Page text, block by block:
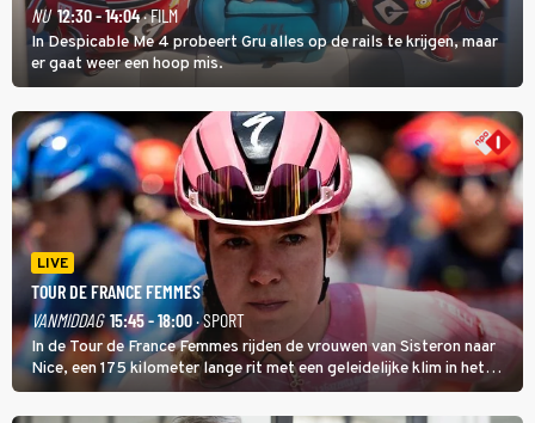
NU 12:30 - 14:04· FILM
In Despicable Me 4 probeert Gru alles op de rails te krijgen, maar
er gaat weer een hoop mis.
LIVE
TOUR DE FRANCE FEMMES
VANMIDDAG 15:45 - 18:00· SPORT
In de Tour de France Femmes rijden de vrouwen van Sisteron naar
Nice, een 175 kilometer lange rit met een geleidelijke klim in het
midden. Dat is mogelijk niet de zwaarste hindernis, dat is de
temperatuur. Het kan in Nice namelijk bloedheet worden.